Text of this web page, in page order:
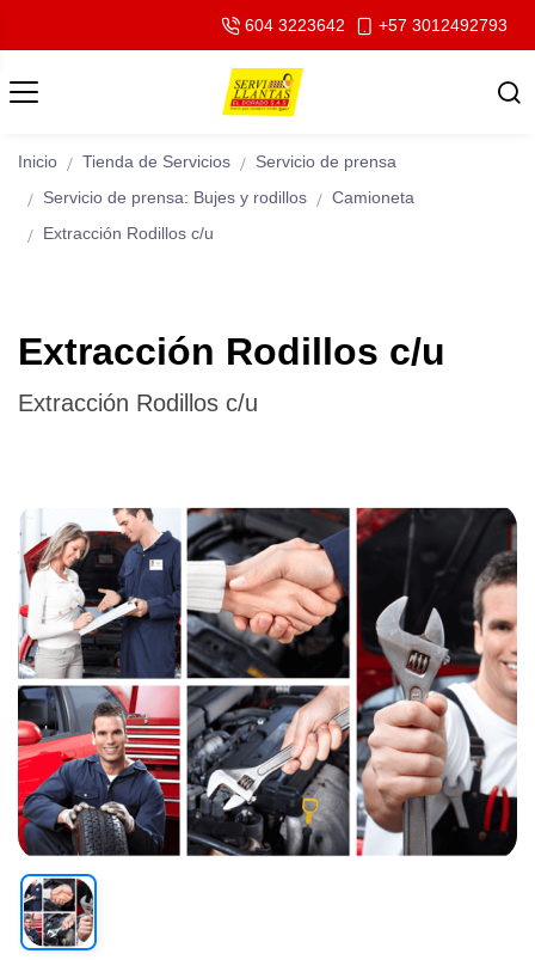
604 3223642 +57 3012492793
Inicio Tienda de Servicios
Servicio de prensa
Servicio de prensa: Bujes y rodillos
Camioneta
Extracción Rodillos c/u
Extracción Rodillos c/u
Extracción Rodillos c/u